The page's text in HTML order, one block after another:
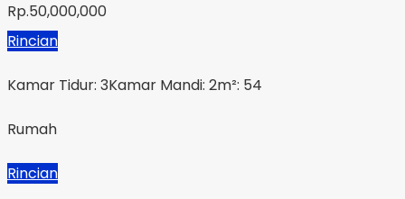
Rp.50,000,000
Rincian
Kamar Tidur: 3Kamar Mandi: 2m²: 54
Rumah
Rincian